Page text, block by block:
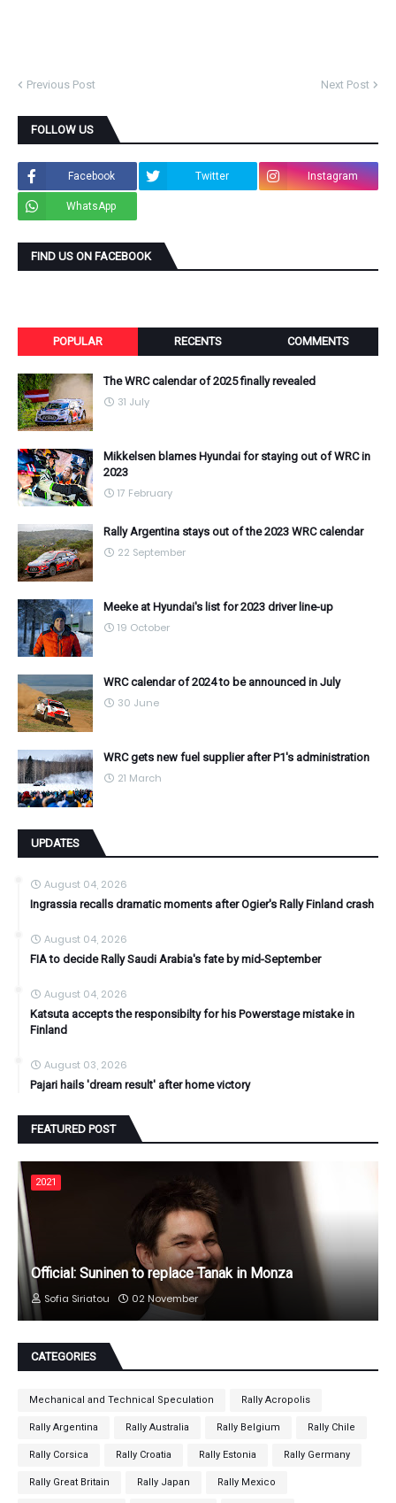
Previous Post Next Post
FOLLOW US
Facebook Twitter Instagram
WhatsApp
FIND US ON FACEBOOK
POPULAR RECENTS COMMENTS
The WRC calendar of 2025 finally revealed
31 July
Mikkelsen blames Hyundai for staying out of WRC in
2023
17 February
Rally Argentina stays out of the 2023 WRC calendar
22 September
Meeke at Hyundai's list for 2023 driver line-up
19 October
WRC calendar of 2024 to be announced in July
30 June
WRC gets new fuel supplier after P1's administration
21 March
UPDATES
August 04, 2026
Ingrassia recalls dramatic moments after Ogier's Rally Finland crash
August 04, 2026
FIA to decide Rally Saudi Arabia's fate by mid-September
August 04, 2026
Katsuta accepts the responsibilty for his Powerstage mistake in
Finland
August 03, 2026
Pajari hails 'dream result' after home victory
FEATURED POST
2021
Official: Suninen to replace Tanak in Monza
Sofia Siriatou 02 November
CATEGORIES
Mechanical and Technical Speculation Rally Acropolis
Rally Argentina Rally Australia Rally Belgium Rally Chile
Rally Corsica Rally Croatia Rally Estonia Rally Germany
Rally Great Britain Rally Japan Rally Mexico